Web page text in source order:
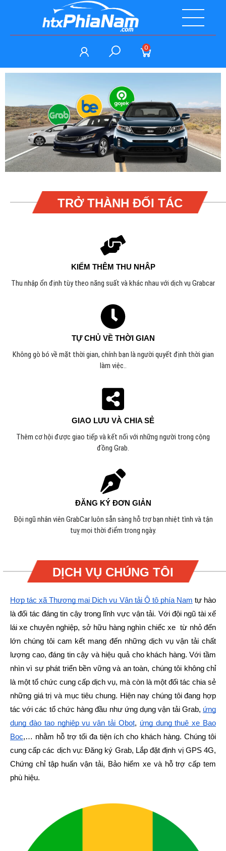
0
TRỞ THÀNH ĐỐI TÁC
KIẾM THÊM THU NHÂP
Thu nhập ổn định tùy theo năng suất và khác nhau với dịch vụ Grabcar
TỰ CHỦ VỀ THỜI GIAN
Không gò bó về mặt thời gian, chính bạn là người quyết định thời gian
làm việc..
GIAO LƯU VÀ CHIA SẺ
Thêm cơ hội được giao tiếp và kết nối với những người trong cộng
đồng Grab.
ĐĂNG KÝ ĐƠN GIẢN
Đội ngũ nhân viên GrabCar luôn sẵn sàng hỗ trợ bạn nhiệt tình và tận
tuỵ mọi thời điểm trong ngày.
DỊCH VỤ CHÚNG TÔI
Hợp tác xã Thương mại Dịch vụ Vận tải Ô tô phía Nam tự hào
là đối tác đáng tin cậy trong lĩnh vực vận tải. Với đội ngũ tài xế
lái xe chuyên nghiệp, sở hữu hàng nghìn chiếc xe từ nhỏ đến
lớn chúng tôi cam kết mang đến những dịch vụ vận tải chất
lượng cao, đáng tin cậy và hiệu quả cho khách hàng. Với tầm
nhìn vì sự phát triển bền vững và an toàn, chúng tôi không chỉ
là một tổ chức cung cấp dịch vụ, mà còn là một đối tác chia sẻ
những giá trị và mục tiêu chung. Hiện nay chúng tôi đang hợp
tác với các tổ chức hàng đầu như ứng dụng vận tải Grab, ứng
dụng đào tạo nghiệp vụ vận tải Obot, ứng dụng thuê xe Bao
Bọc,… nhằm hỗ trợ tối đa tiện ích cho khách hàng. Chúng tôi
cung cấp các dịch vụ: Đăng ký Grab, Lắp đặt định vị GPS 4G,
Chứng chỉ tập huấn vận tải, Bảo hiểm xe và hỗ trợ cấp tem
phù hiệu.